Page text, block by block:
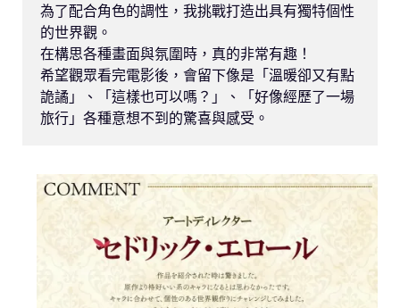
為了配合角色的調性，我挑戰打造出具有獨特個性
的世界觀。
在構思各種畫面與氛圍時，真的非常有趣！
希望觀眾看完電影後，會留下像是「溫暖卻又有點
詭譎」、「這樣也可以嗎？」、「好像經歷了一場
旅行」各種意想不到的驚喜與感受。